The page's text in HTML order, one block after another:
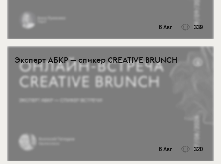
6 Авг 339
Эксперт АБКР — спикер CREATIVE BRUNCH
6 Авг 320